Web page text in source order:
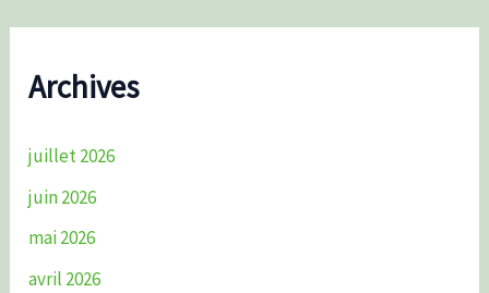
Archives
juillet 2026
juin 2026
mai 2026
avril 2026